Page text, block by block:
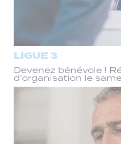
LIGUE 3
Devenez bénévole !
d’organisation le